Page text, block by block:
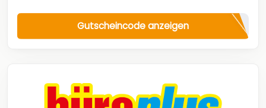
Gutscheincode anzeigen